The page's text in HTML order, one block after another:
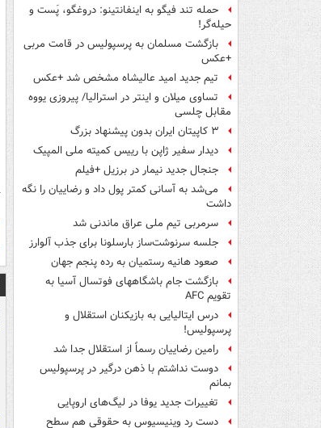
حمله تند فیگو به اینفانتینو: دروغگو، پَست‌ و
حیله‌گر!
بازگشت مسلمان به پرسپولیس در قامت مربی
+عکس
تیم جدید امید عالیشاه مشخص شد +عکس
تساوی میلان و اینتر در استرالیا/ پیروزی یووه
مقابل چلسی
۳ کاپیتان ایران بدون پیشنهاد بزرگ
دیدار سفیر ژاپن با رییس کمیته ملی المپیک
جنجال جدید نیمار در برزیل +فیلم
می‌شد به آسانی کمتر پول داد و رضاییان را نگه
داشت
سرمربی تیم ملی عراق ماندنی شد
جلسه سرنوشت‌ساز بارسلونا برای جذب آلوارز
صعود هانیه رستمیان به رده پنجم جهان
بازگشت جام باشگاههای فوتسال آسیا به
تقویم AFC
درس ایتالیایی‌ به بازیکنان استقلال و
پرسپولیس!
رامین رضاییان رسماً از استقلال جدا شد
دوست نداشتم با ذهن درگیر در پرسپولیس
بمانم
تغییرات جدید یوفا در لیگ‌های اروپایی
دست رد وینیسیوس به حقوقی هم سطح